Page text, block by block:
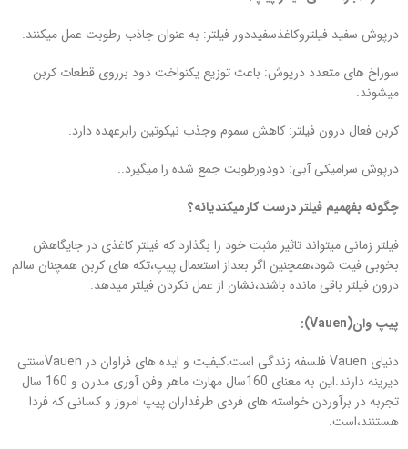
درپوش سفید فیلتروکاغذسفیددور فیلتر: به عنوان جاذب رطوبت عمل میکنند.
سوراخ های متعدد درپوش: باعث توزیع یکنواخت دود برروی قطعات کربن
میشوند.
کربن فعال درون فیلتر: کاهش سموم وجذب نیکوتین رابرعهده دارد.
درپوش سرامیکی آبی: دودورطوبت جمع شده را میگیرد..
چگونه بفهمیم فیلتر درست کارمیکندیانه؟
فیلتر زمانی میتواند تاثیر مثبت خود را بگذارد که فیلتر کاغذی در جایگاهش
بخوبی فیت شود،همچنین اگر بعداز استعمال پیپ،تکه های کربن همچنان سالم
درون فیلتر باقی مانده باشند،نشان از عمل نکردن فیلتر میدهد.
پیپ وان(Vauen
):
دنیای Vauen فلسفه زندگی است.کیفیت و ایده های فراوان در Vauenسنتی
دیرینه دارند.این به معنای 160سال مهارت ماهر وفن آوری مدرن و 160 سال
تجربه در برآوردن خواسته های فردی طرفداران پیپ امروز و کسانی که فردا
هستنند،است.